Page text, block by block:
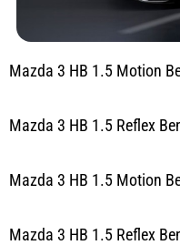
Mazda 3 HB 1.5 Motion
Mazda 3 HB 1.5 Reflex
Mazda 3 HB 1.5 Motion
Mazda 3 HB 1.5 Reflex